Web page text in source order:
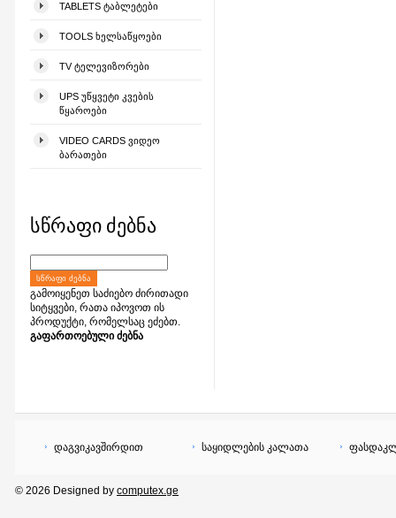
TABLETS ᲢᲐᲑᲚᲔᲢᲔᲑᲘ
TOOLS ᲮᲔᲚᲡᲐᲬᲧᲝᲔᲑᲘ
TV ᲢᲔᲚᲔᲕᲘᲖᲝᲠᲔᲑᲘ
UPS ᲣᲬᲧᲕᲔᲢᲘ ᲙᲕᲔᲑᲘᲡ
ᲬᲧᲐᲠᲝᲔᲑᲘ
VIDEO CARDS ᲕᲘᲓᲔᲝ
ᲑᲐᲠᲐᲗᲔᲑᲘ
სწრაფი ძებნა
ᲡᲬᲠᲐᲤᲘ ᲫᲔᲑᲜᲐ
გამოიყენეთ საძიებო ძირითადი
სიტყვები, რათა იპოვოთ ის
პროდუქტი, რომელსაც ეძებთ.
გაფართოებული ძებნა
დაგვიკავშირდით საყიდლების კალათა
© 2026 Designed by computex.ge